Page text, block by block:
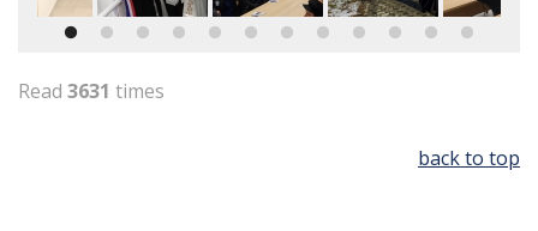
Read 3631 times
back to top